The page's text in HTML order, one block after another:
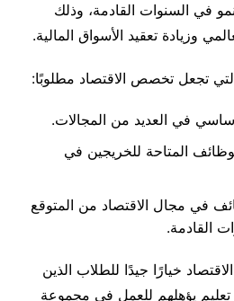
في السنوات القادمة، وذلك
وزيادة تعقيد الأسواق المالية.
تجعل تخصص الاقتصاد مطلوبًا:
في العديد من المجالات.
المتاحة للخريجين في
في مجال الاقتصاد من المتوقع
القادمة.
خيارًا جيدًا للطلاب الذين
يؤهلهم للعمل في مجموعة